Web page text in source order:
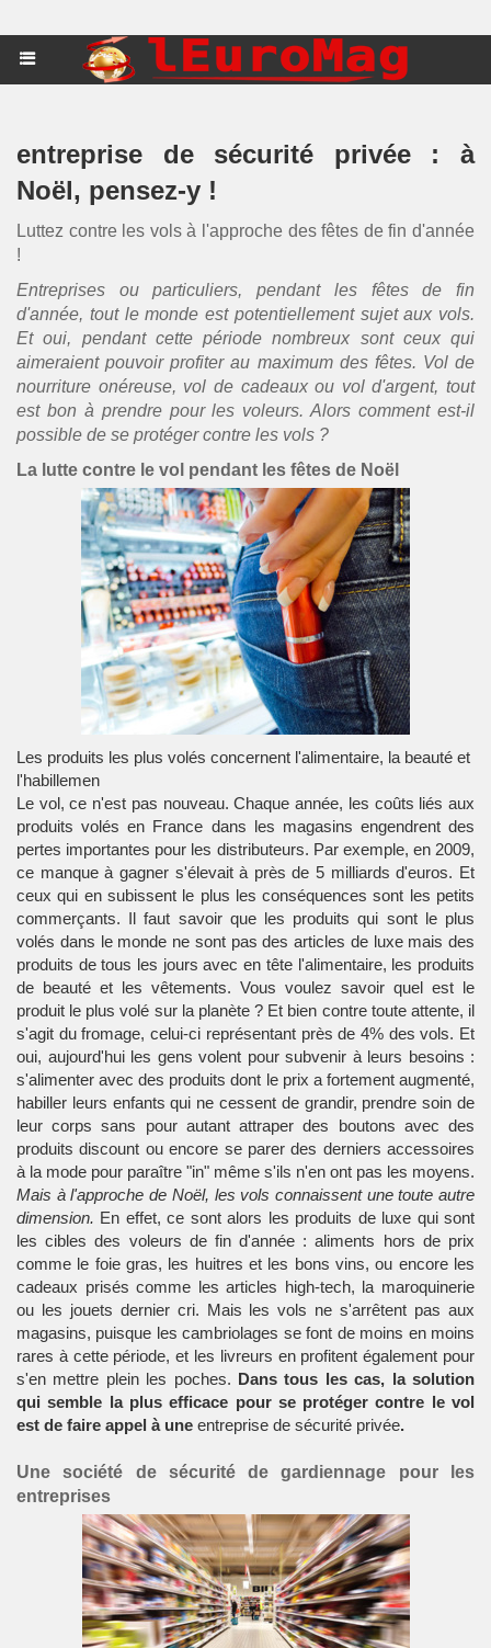
entreprise de sécurité privée : à
Noël, pensez-y !
Luttez contre les vols à l'approche des fêtes de fin d'année
!
Entreprises ou particuliers, pendant les fêtes de fin
d'année, tout le monde est potentiellement sujet aux vols.
Et oui, pendant cette période nombreux sont ceux qui
aimeraient pouvoir profiter au maximum des fêtes. Vol de
nourriture onéreuse, vol de cadeaux ou vol d'argent, tout
est bon à prendre pour les voleurs. Alors comment est-il
possible de se protéger contre les vols ?
La lutte contre le vol pendant les fêtes de Noël
Les produits les plus volés concernent l'alimentaire, la beauté et
l'habillemen
Le vol, ce n'est pas nouveau. Chaque année, les coûts liés aux
produits volés en France dans les magasins engendrent des
pertes importantes pour les distributeurs. Par exemple, en 2009,
ce manque à gagner s'élevait à près de 5 milliards d'euros. Et
ceux qui en subissent le plus les conséquences sont les petits
commerçants. Il faut savoir que les produits qui sont le plus
volés dans le monde ne sont pas des articles de luxe mais des
produits de tous les jours avec en tête l'alimentaire, les produits
de beauté et les vêtements. Vous voulez savoir quel est le
produit le plus volé sur la planète ? Et bien contre toute attente, il
s'agit du fromage, celui-ci représentant près de 4% des vols. Et
oui, aujourd'hui les gens volent pour subvenir à leurs besoins :
s'alimenter avec des produits dont le prix a fortement augmenté,
habiller leurs enfants qui ne cessent de grandir, prendre soin de
leur corps sans pour autant attraper des boutons avec des
produits discount ou encore se parer des derniers accessoires
à la mode pour paraître "in" même s'ils n'en ont pas les moyens.
Mais à l'approche de Noël, les vols connaissent une toute autre
dimension. En effet, ce sont alors les produits de luxe qui sont
les cibles des voleurs de fin d'année : aliments hors de prix
comme le foie gras, les huitres et les bons vins, ou encore les
cadeaux prisés comme les articles high-tech, la maroquinerie
ou les jouets dernier cri. Mais les vols ne s'arrêtent pas aux
magasins, puisque les cambriolages se font de moins en moins
rares à cette période, et les livreurs en profitent également pour
s'en mettre plein les poches. Dans tous les cas, la solution
qui semble la plus efficace pour se protéger contre le vol
est de faire appel à une entreprise de sécurité privée.
Une société de sécurité de gardiennage pour les
entreprises